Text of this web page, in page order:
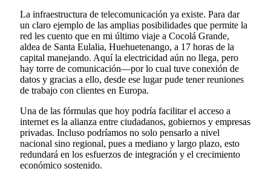
La infraestructura de telecomunicación ya existe. Para dar
un claro ejemplo de las amplias posibilidades que permite la
red les cuento que en mi último viaje a Cocolá Grande,
aldea de Santa Eulalia, Huehuetenango, a 17 horas de la
capital manejando. Aquí la electricidad aún no llega, pero
hay torre de comunicación—por lo cual tuve conexión de
datos y gracias a ello, desde ese lugar pude tener reuniones
de trabajo con clientes en Europa.
Una de las fórmulas que hoy podría facilitar el acceso a
internet es la alianza entre ciudadanos, gobiernos y empresas
privadas. Incluso podríamos no solo pensarlo a nivel
nacional sino regional, pues a mediano y largo plazo, esto
redundará en los esfuerzos de integración y el crecimiento
económico sostenido.